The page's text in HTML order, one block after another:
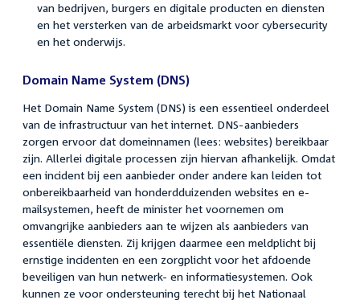
van bedrijven, burgers en digitale producten en diensten
en het versterken van de arbeidsmarkt voor cybersecurity
en het onderwijs.
Domain Name System (DNS)
Het Domain Name System (DNS) is een essentieel onderdeel
van de infrastructuur van het internet. DNS-aanbieders
zorgen ervoor dat domeinnamen (lees: websites) bereikbaar
zijn. Allerlei digitale processen zijn hiervan afhankelijk. Omdat
een incident bij een aanbieder onder andere kan leiden tot
onbereikbaarheid van honderdduizenden websites en e-
mailsystemen, heeft de minister het voornemen om
omvangrijke aanbieders aan te wijzen als aanbieders van
essentiële diensten. Zij krijgen daarmee een meldplicht bij
ernstige incidenten en een zorgplicht voor het afdoende
beveiligen van hun netwerk- en informatiesystemen. Ook
kunnen ze voor ondersteuning terecht bij het Nationaal